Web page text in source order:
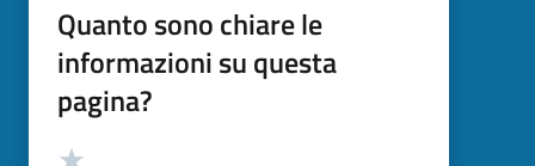
Quanto sono chiare le
informazioni su questa
pagina?
Valutazione